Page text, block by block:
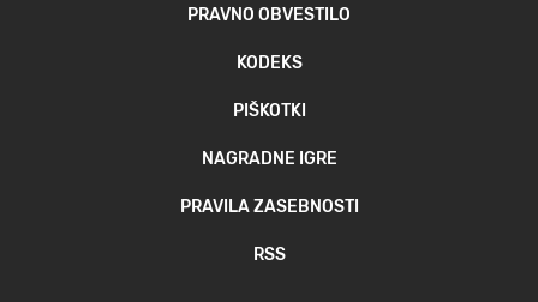
PRAVNO OBVESTILO
KODEKS
PIŠKOTKI
NAGRADNE IGRE
PRAVILA ZASEBNOSTI
RSS